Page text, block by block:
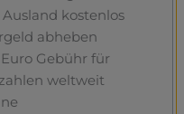
kostenlos
abheben
Gebühr für
weltweit